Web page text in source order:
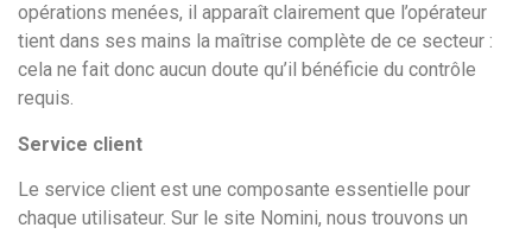
opérations menées, il apparaît clairement que l’opérateur
tient dans ses mains la maîtrise complète de ce secteur :
cela ne fait donc aucun doute qu’il bénéficie du contrôle
requis.
Service client
Le service client est une composante essentielle pour
chaque utilisateur. Sur le site Nomini, nous trouvons un